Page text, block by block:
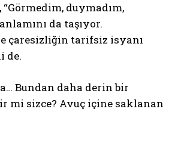
duymadım,
da taşıyor.
çaresizliğin tarifsiz isyanı
de.
Bundan daha derin bir
mi sizce? Avuç içine saklanan